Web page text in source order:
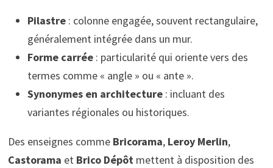
Pilastre: colonne engagée, souvent rectangulaire,
généralement intégrée dans un mur.
Forme carrée: particularité qui oriente vers des
termes comme « angle » ou « ante ».
Synonymes en architecture: incluant des
variantes régionales ou historiques.
Des enseignes comme Bricorama, Leroy Merlin,
Castorama et Brico Dépôtmettent à disposition des